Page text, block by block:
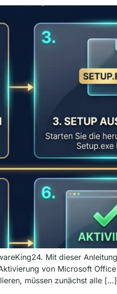
Mit dieser
von Microsoft
müssen zunächst alle […]